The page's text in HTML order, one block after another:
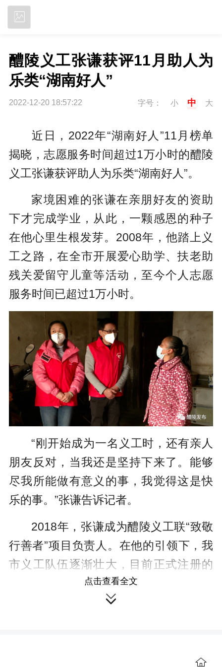
醴陵义工张谦获评11月助人为
乐类“湖南好人”
2022-12-20 18:57:22 字号： 小 中 大
近日，2022年“湖南好人”11月榜单
揭晓，志愿服务时间超过1万小时的醴陵
义工张谦获评助人为乐类“湖南好人”。
家境困难的张谦在亲朋好友的资助
下才完成学业，从此，一颗感恩的种子
在他心里生根发芽。2008年，他踏上义
工之路，在全市开展爱心助学、扶老助
残关爱留守儿童等活动，至今个人志愿
服务时间已超过1万小时。
“刚开始成为一名义工时，还有亲人
朋友反对，当我还是坚持下来了。能够
尽我所能做有意义的事，我觉得这是快
乐的事。”张谦告诉记者。
2018年，张谦成为醴陵义工联“致敬
行善者”项目负责人。在他的引领下，我
市义工队伍逐渐壮大，目前正式注册的
义工已超过1000人，同时吸引了数万名
热心公益的志愿者积极参加活动。
点击查看全文
